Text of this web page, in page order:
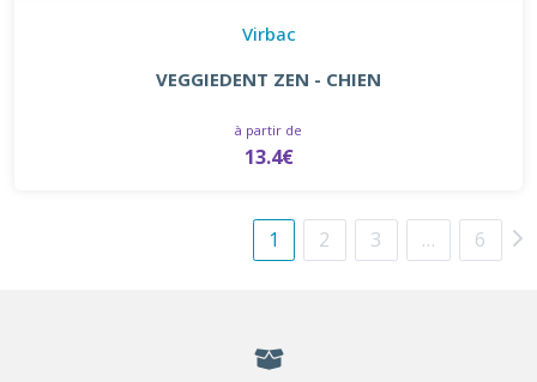
Virbac
VEGGIEDENT ZEN - CHIEN
à partir de
13.4€
1 2 3 … 6